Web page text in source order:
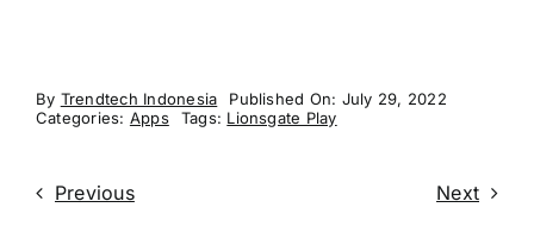
By Trendtech Indonesia
Published On: July 29, 2022
Categories: Apps Tags: Lionsgate Play
Previous Next